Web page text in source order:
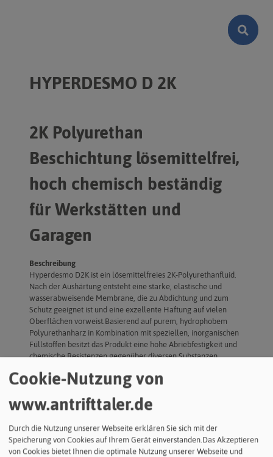
HYPERDESMO D 2K
2K Polyurethan
Beschichtung lösemittelfrei,
hoch chemisch beständig
für Werkstätten und
Garagen
Beschreibung
Hyperdesmo D2K ist ein lösemittelfreies 2K-Polyurethanfluid.
Nach der Aushärtung entsteht eine starke, elastische und
wasserabweisende Membrane, die zu Abdichtung und zum
Schutz geeignet ist und eine exzellente Haftung auf vielen
Oberflächen vorweist.Basierend auf purem, hydrophobem
Polyurethanharz in Kombination mit speziellen, inorganischen
Füllstoffen besitzt das Produkt eine hohe Abriebfestigkeit und
chemische Resistenzen gegenüber diversen Substanzen.
Verwendung
Abdichtung und Schutz von- Industrieböden
Parkplätzen
Stadionstehplätzen
Tanks mit Chemikalien
Abwassertanks
Kläranlagen
Cookie-Nutzung von
www.antrifttaler.de
Durch die Nutzung unserer Webseite erklären Sie sich mit der
Speicherung von Cookies auf Ihrem Gerät einverstanden.Das Akzeptieren
von Cookies bietet Ihnen die optimale Nutzung unserer Webseite und